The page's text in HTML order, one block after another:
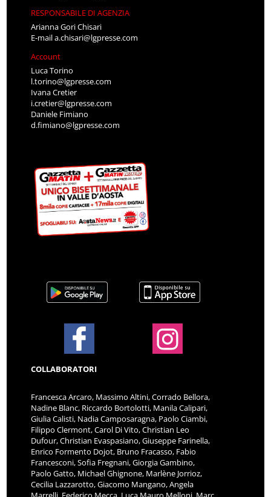
RESPONSABILE DI AGENZIA
Arianna Gori Chisari
E-maila.chisari@lgpresse.com
Account
Luca Torino
l.torino@lgpresse.com
Ivana Cretier
i.cretier@lgpresse.com
Daniele Fimiano
d.fimiano@lgpresse.com
COLLABORATORI
Francesca Arcaro, Massimo Altini, Corrado Bellora,
Nadine Blanc, Riccardo Bortolotti, Manila Calipari,
Giulia Calisti, Nadia Camposaragna, Paolo Ciambi,
Filippo Clermont, Carol Di Vito, Christian Leo
Dufour, Christian Evaspasiano, Giuseppe Farinella,
Enrico Formento Dojot, Bruno Fracasso, Fabio
Francesconi, Sofia Fregnani, Giorgia Gambino,
Paolo Gatto, Michael Ghignone, Marlène Jorrioz,
Cecilia Lazzarotto, Giacomo Mangano, Angela